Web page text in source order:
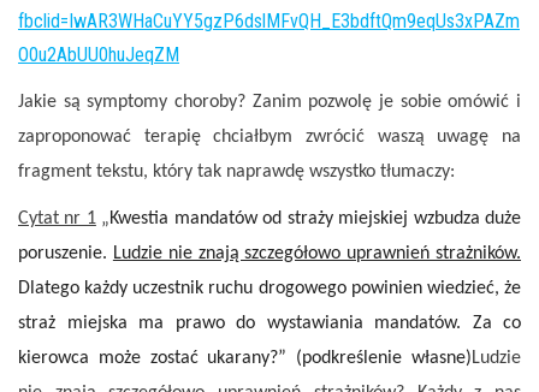
fbclid=IwAR3WHaCuYY5gzP6dslMFvQH_E3bdftQm9eqUs3xPAZm
O0u2AbUU0huJeqZM
Jakie są symptomy choroby? Zanim pozwolę je sobie omówić i
zaproponować terapię chciałbym zwrócić waszą uwagę na
fragment tekstu, który tak naprawdę wszystko tłumaczy:
Cytat nr 1„Kwestia mandatów od straży miejskiej wzbudza duże
poruszenie. Ludzie nie znają szczegółowo uprawnień strażników.
Dlatego każdy uczestnik ruchu drogowego powinien wiedzieć, że
straż miejska ma prawo do wystawiania mandatów. Za co
kierowca może zostać ukarany?” (podkreślenie własne)Ludzie